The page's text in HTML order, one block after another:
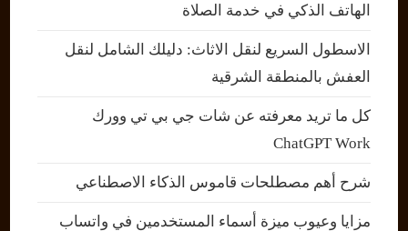
الهاتف الذكي في خدمة الصلاة
الاسطول السريع لنقل الاثاث: دليلك الشامل لنقل
العفش بالمنطقة الشرقية
كل ما تريد معرفته عن شات جي بي تي وورك
ChatGPT Work
شرح أهم مصطلحات قاموس الذكاء الاصطناعي
مزايا وعيوب ميزة أسماء المستخدمين في واتساب